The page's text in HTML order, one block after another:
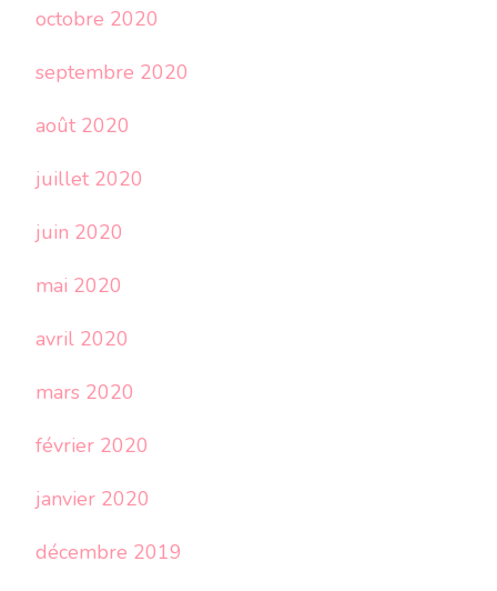
octobre 2020
septembre 2020
août 2020
juillet 2020
juin 2020
mai 2020
avril 2020
mars 2020
février 2020
janvier 2020
décembre 2019